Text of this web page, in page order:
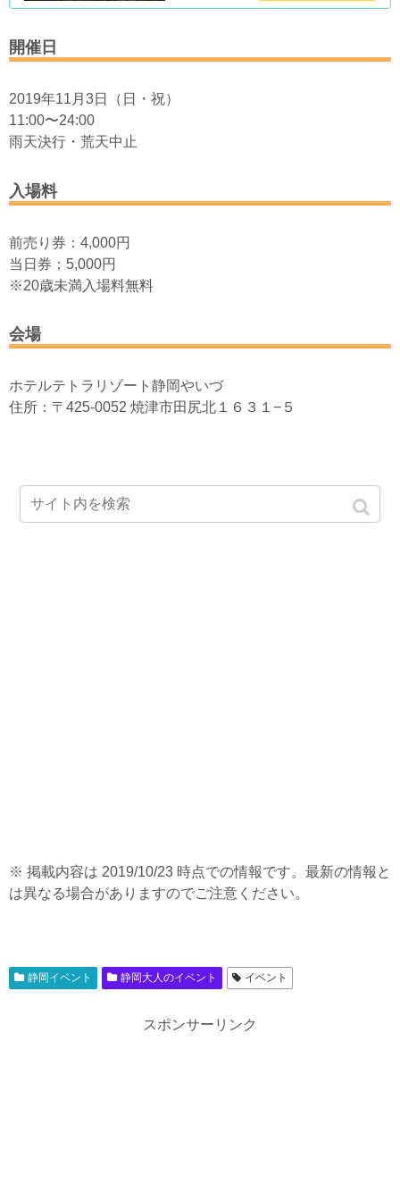
開催日
2019年11月3日（日・祝）
11:00〜24:00
雨天決行・荒天中止
入場料
前売り券：4,000円
当日券；5,000円
※20歳未満入場料無料
会場
ホテルテトラリゾート静岡やいづ
住所：〒425-0052 焼津市田尻北１６３１−５
※ 掲載内容は 2019/10/23 時点での情報です。最新の情報と
は異なる場合がありますのでご注意ください。
静岡イベント 静岡大人のイベント イベント
スポンサーリンク